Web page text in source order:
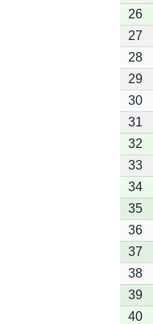
26
27
28
29
30
31
32
33
34
35
36
37
38
39
40